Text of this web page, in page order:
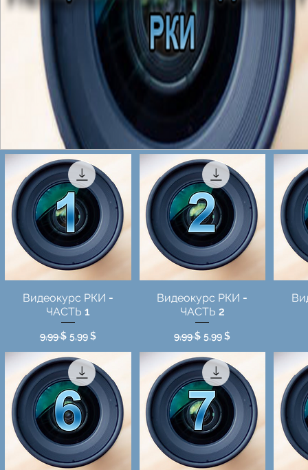
Видеокурс РКИ -
ЧАСТЬ 1
Обычная цена
9,99 $ Цена со скидкой
5,99 $
Видеокурс РКИ -
ЧАСТЬ 2
Обычная цена
9,99 $ Цена со скидкой
5,99 $